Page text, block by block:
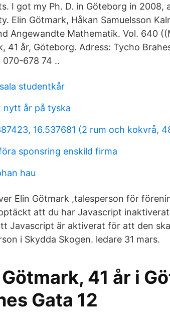
I got my Ph. D. in Göteborg in 2008,
Elin Götmark, Håkan Samuelsson
Angewandte Mathematik. Vol. 640
41 år, Göteborg. Adress: Tycho
070-678 74 ..
studentkår
nytt år på tyska
16.537681 (2 rum och kokvrå,
sponsring enskild firma
hau
Elin Götmark ,talesperson för
att du har Javascript
Javascript är aktiverat för att den
i Skydda Skogen. ledare 31 mars.
41 år i
Gata 12